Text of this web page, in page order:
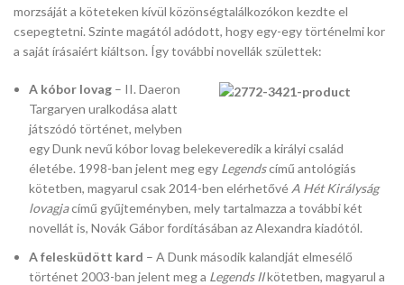
morzsáját a köteteken kívül közönségtalálkozókon kezdte el
csepegtetni. Szinte magától adódott, hogy egy-egy történelmi kor
a saját írásaiért kiáltson. Így további novellák születtek:
A kóbor lovag – II. Daeron
Targaryen uralkodása alatt
játszódó történet, melyben
egy Dunk nevű kóbor lovag belekeveredik a királyi család
életébe. 1998-ban jelent meg egy Legendscímű antológiás
kötetben, magyarul csak 2014-ben elérhetővé A Hét Királyság
lovagjacímű gyűjteményben, mely tartalmazza a további két
novellát is, Novák Gábor fordításában az Alexandra kiadótól.
A felesküdött kard – A Dunk második kalandját elmesélő
történet 2003-ban jelent meg a Legends IIkötetben, magyarul a